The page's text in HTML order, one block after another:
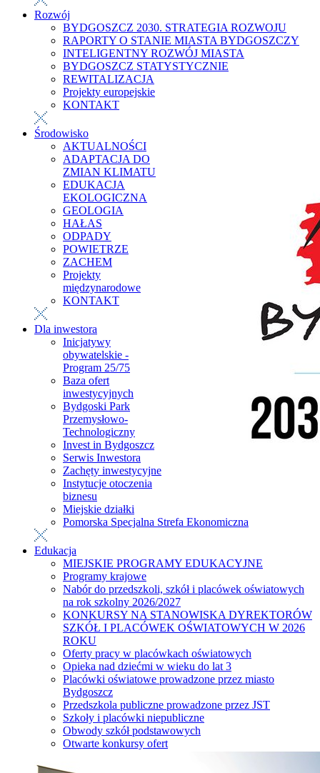
Rozwój
BYDGOSZCZ 2030. STRATEGIA ROZWOJU
RAPORTY O STANIE MIASTA BYDGOSZCZY
INTELIGENTNY ROZWÓJ MIASTA
BYDGOSZCZ STATYSTYCZNIE
REWITALIZACJA
Projekty europejskie
KONTAKT
Środowisko
AKTUALNOŚCI
ADAPTACJA DO
ZMIAN KLIMATU
EDUKACJA
EKOLOGICZNA
GEOLOGIA
HAŁAS
ODPADY
POWIETRZE
ZACHEM
Projekty
międzynarodowe
KONTAKT
Dla inwestora
Inicjatywy
obywatelskie -
Program 25/75
Baza ofert
inwestycyjnych
Bydgoski Park
Przemysłowo-
Technologiczny
Invest in Bydgoszcz
Serwis Inwestora
Zachęty inwestycyjne
Instytucje otoczenia
biznesu
Miejskie działki
Pomorska Specjalna Strefa Ekonomiczna
Edukacja
MIEJSKIE PROGRAMY EDUKACYJNE
Programy krajowe
Nabór do przedszkoli, szkół i placówek oświatowych
na rok szkolny 2026/2027
KONKURSY NA STANOWISKA DYREKTORÓW
SZKÓŁ I PLACÓWEK OŚWIATOWYCH W 2026
ROKU
Oferty pracy w placówkach oświatowych
Opieka nad dziećmi w wieku do lat 3
Placówki oświatowe prowadzone przez miasto
Bydgoszcz
Przedszkola publiczne prowadzone przez JST
Szkoły i placówki niepubliczne
Obwody szkół podstawowych
Otwarte konkursy ofert